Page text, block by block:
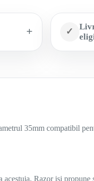
✓
35mm compatibil
Razor isi